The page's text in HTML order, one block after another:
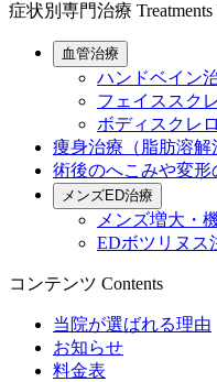
症状別専門治療
血管治療
ハンドベイン
フェイススク
ボディスクレ
痩身治療（脂肪溶解
術後のへこみや変形
メンズED治療
メンズ増大・
EDボツリヌス
コンテンツ Contents
当院が選ばれる理由
お知らせ
料金表